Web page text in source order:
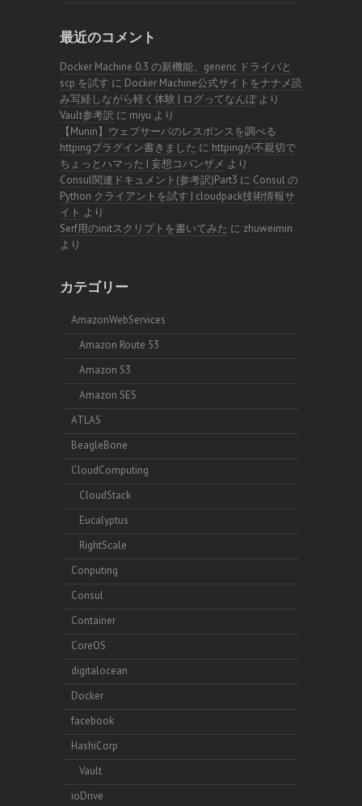
最近のコメント
Docker Machine 0.3 の新機能、generic ドライバと
scp を試す に Docker Machine公式サイトをナナメ読
み写経しながら軽く体験 | ログってなんぼより
Vault参考訳 に miyu より
【Munin】ウェブサーバのレスポンスを調べる
httpingプラグイン書きました に httpingが不親切で
ちょっとハマった | 妄想コバンザメ より
Consul関連ドキュメント(参考訳)Part3 に Consul の
Python クライアントを試す | cloudpack技術情報サ
イト より
Serf用のinitスクリプトを書いてみた に zhuweimin
より
カテゴリー
AmazonWebServices
Amazon Route 53
Amazon S3
Amazon SES
ATLAS
BeagleBone
CloudComputing
CloudStack
Eucalyptus
RightScale
Conputing
Consul
Container
CoreOS
digitalocean
Docker
facebook
HashiCorp
Vault
ioDrive